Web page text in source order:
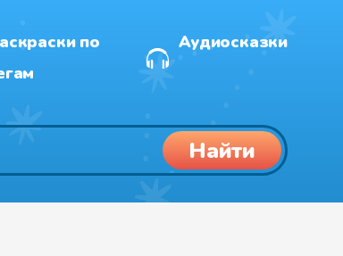
по
Аудиосказки
Найти